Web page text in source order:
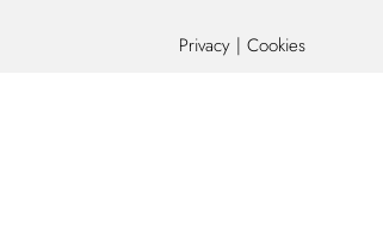
Privacy Cookies